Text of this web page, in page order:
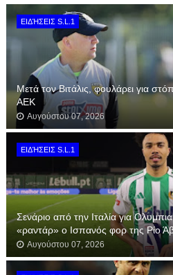
ΕΙΔΉΣΕΙΣ S.L.1
Μετά τον Βιτάλις, φουλάρει για
ΑΕΚ
Αυγούστου 07, 2026
ΕΙΔΉΣΕΙΣ S.L.1
Σενάριο από την Ιταλία για
«ραντάρ» ο Ισπανός φορ της Ρίο
Αυγούστου 07, 2026